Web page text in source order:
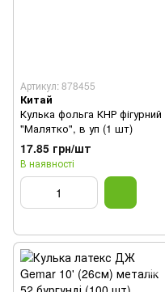
Артикул: 878455
Китай
Кулька фольга КНР фігурний
"Малятко", в уп (1 шт)
17.85 грн/шт
В наявності